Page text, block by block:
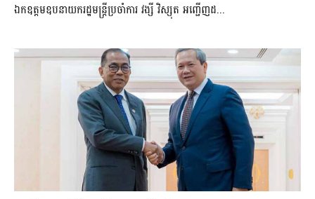
ឯកឧត្តមឧបនាយករដ្ឋមន្រ្តីប្រចាំការ វង្សី វិស្សុត អញ្ជើញដ...